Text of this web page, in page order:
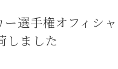
選手権オフィシャ
しました